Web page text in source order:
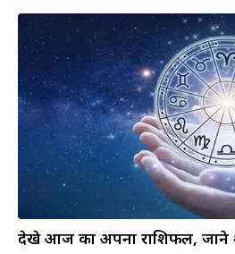
देखे आज का अपना राशिफल,